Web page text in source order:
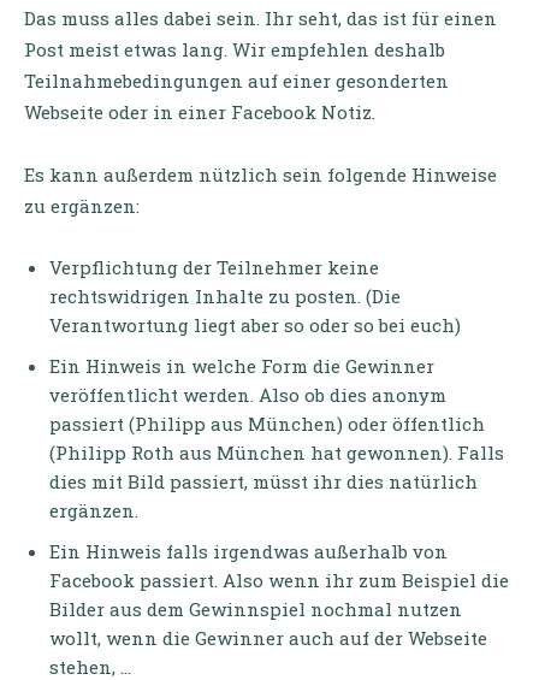
Das muss alles dabei sein. Ihr seht, das ist für einen
Post meist etwas lang. Wir empfehlen deshalb
Teilnahmebedingungen auf einer gesonderten
Webseite oder in einer Facebook Notiz.
Es kann außerdem nützlich sein folgende Hinweise
zu ergänzen:
Verpflichtung der Teilnehmer keine
rechtswidrigen Inhalte zu posten. (Die
Verantwortung liegt aber so oder so bei euch)
Ein Hinweis in welche Form die Gewinner
veröffentlicht werden. Also ob dies anonym
passiert (Philipp aus München) oder öffentlich
(Philipp Roth aus München hat gewonnen). Falls
dies mit Bild passiert, müsst ihr dies natürlich
ergänzen.
Ein Hinweis falls irgendwas außerhalb von
Facebook passiert. Also wenn ihr zum Beispiel die
Bilder aus dem Gewinnspiel nochmal nutzen
wollt, wenn die Gewinner auch auf der Webseite
stehen, …